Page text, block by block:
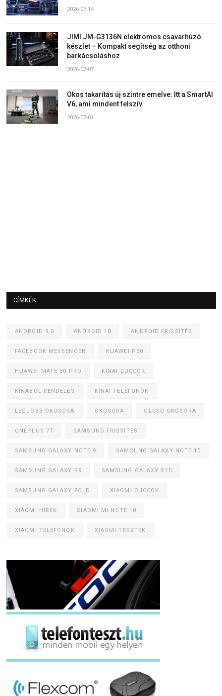
2026-07-14
JIMI JM-G3136N elektromos csavarhúzó
készlet – Kompakt segítség az otthoni
barkácsoláshoz
2026-07-07
Okos takarítás új szintre emelve: Itt a SmartAI
V6, ami mindent felszív
2026-07-01
CÍMKÉK
ANDROID 9.0 ANDROID 10 ANDROID FRISSÍTÉS
FACEBOOK MESSENGER HUAWEI P30
HUAWEI MATE 30 PRO KÍNAI CUCCOK
KÍNÁBÓL RENDELÉS KÍNAI TELEFONOK
LEGJOBB OKOSÓRA OKOSÓRA OLCSÓ OKOSÓRA
ONEPLUS 7T SAMSUNG FRISSÍTÉS
SAMSUNG GALAXY NOTE 9 SAMSUNG GALAXY NOTE 10
SAMSUNG GALAXY S9 SAMSUNG GALAXY S10
SAMSUNG GALAXY FOLD XIAOMI CUCCOK
XIAOMI HÍREK XIAOMI MI NOTE 10
XIAOMI TELEFONOK XIAOMI TESZTEK